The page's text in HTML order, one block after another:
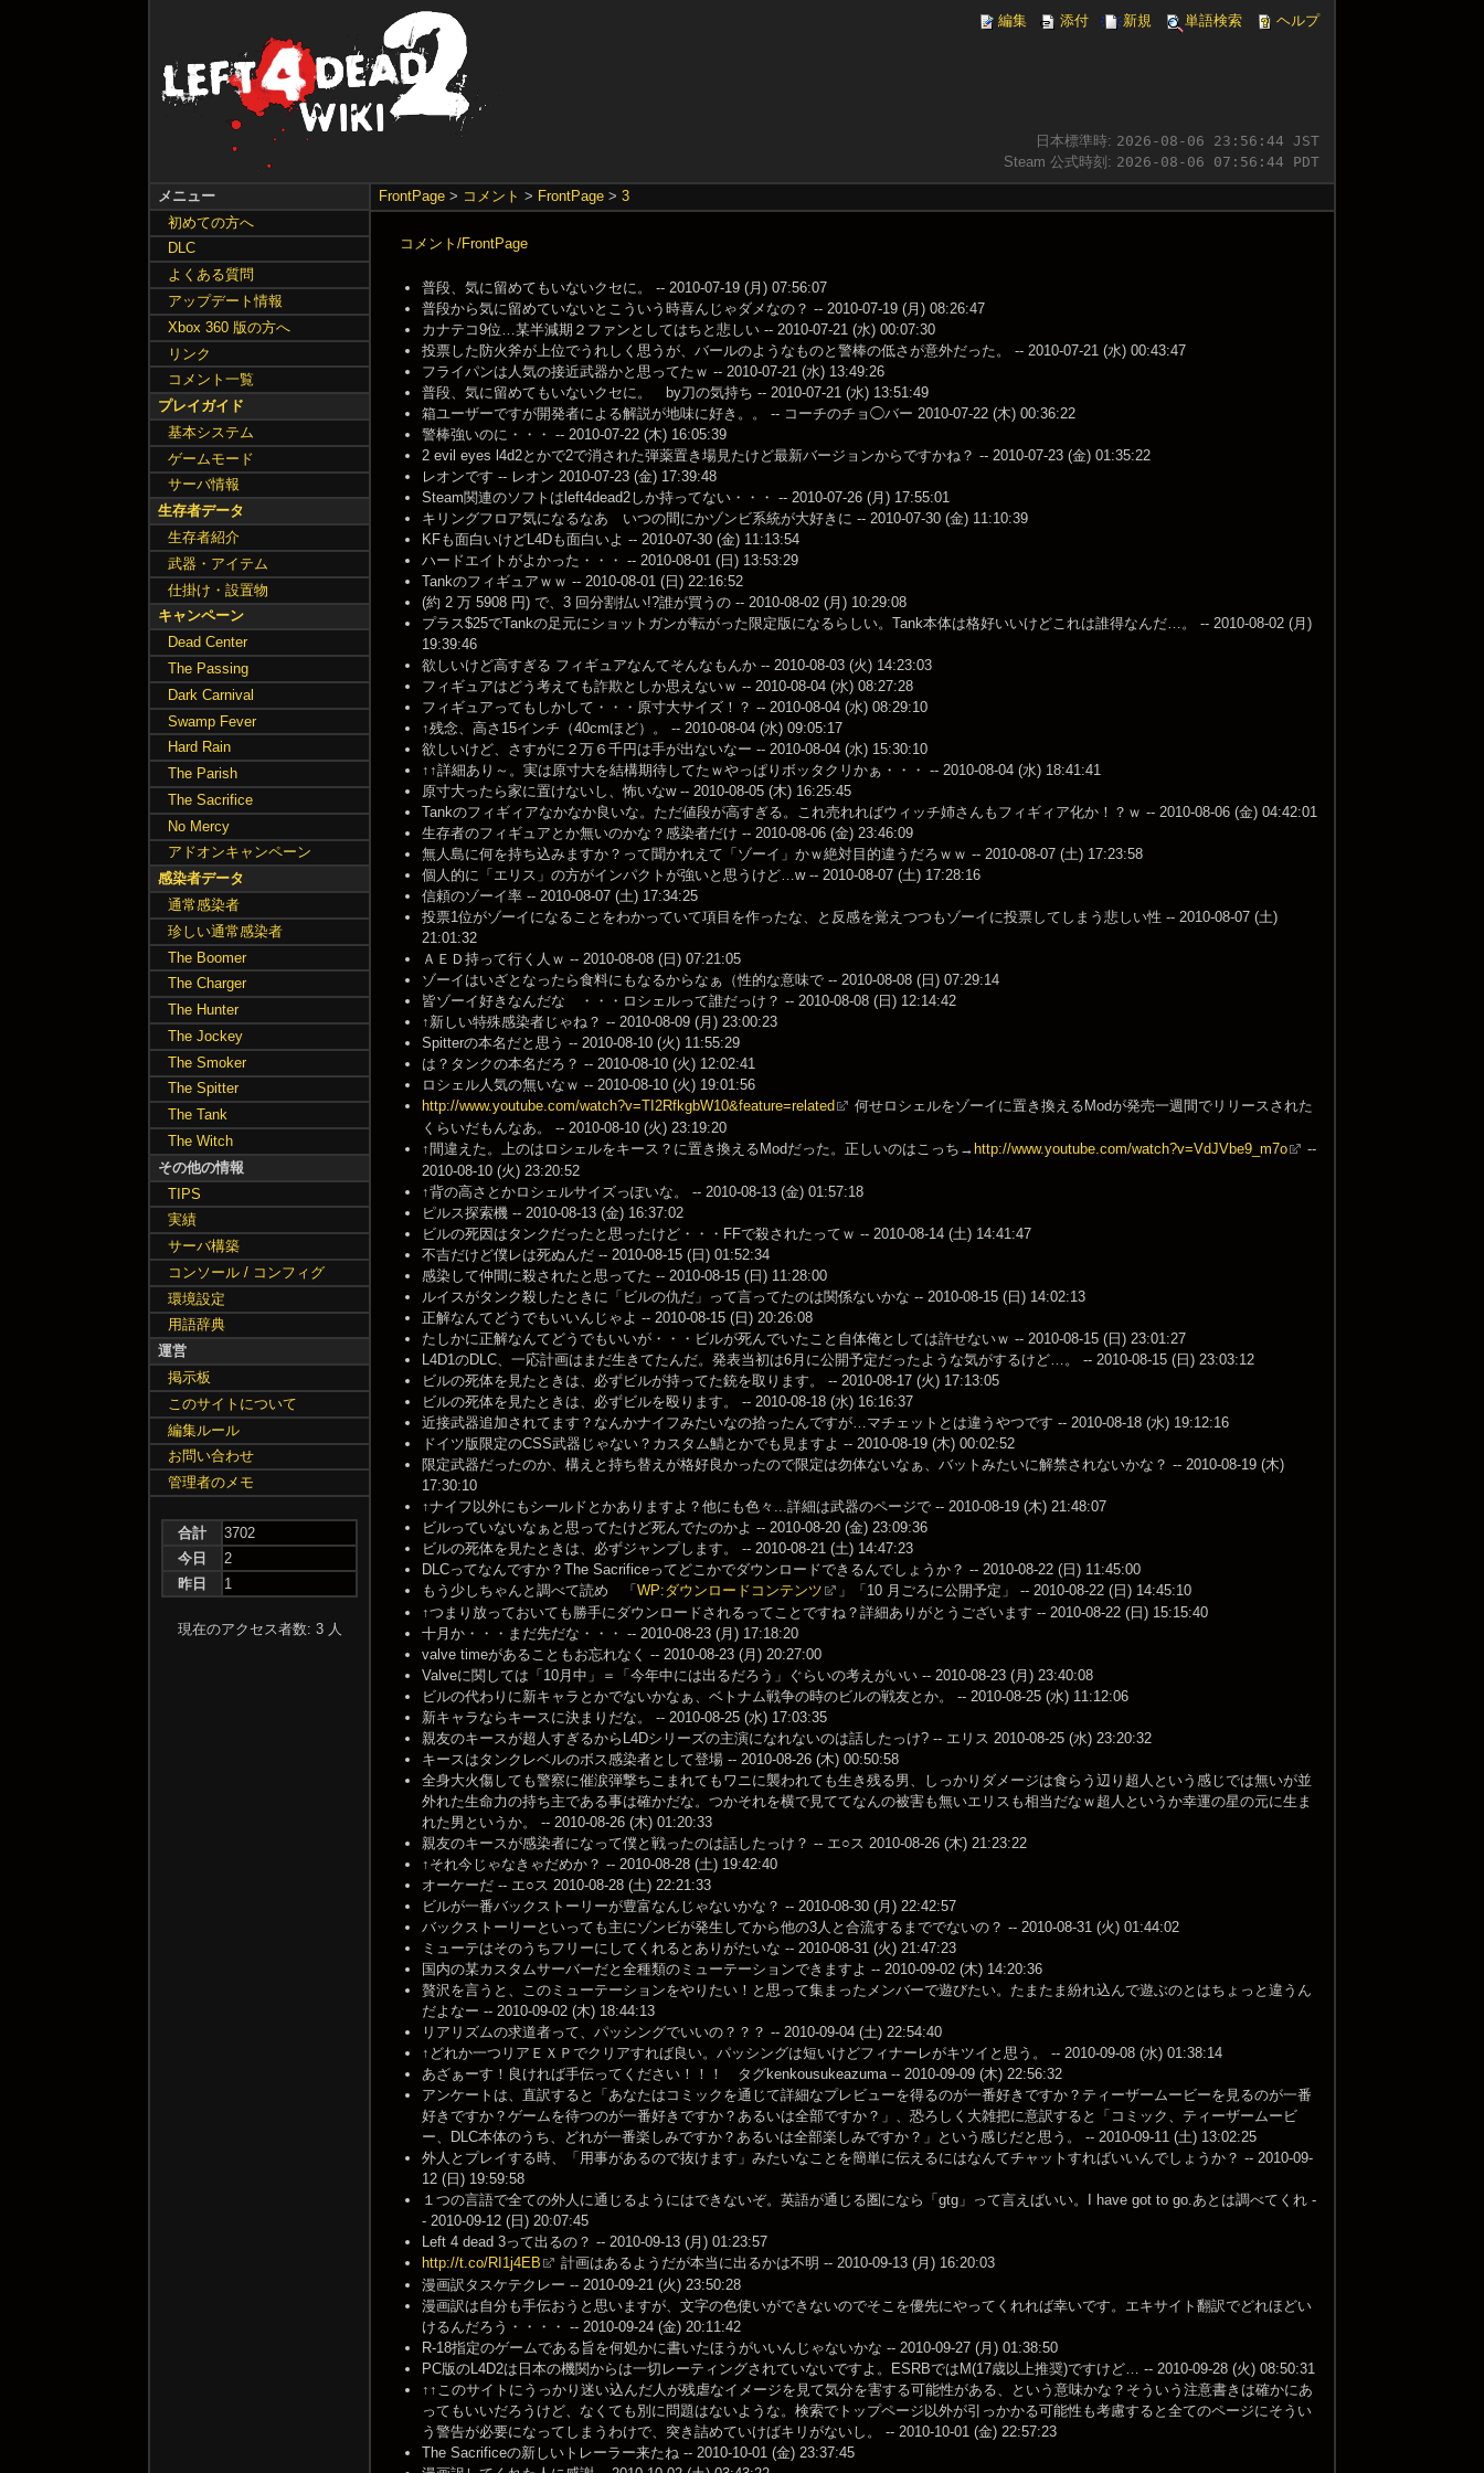
編集 添付 新規 単語検索 ヘルプ
日本標準時: 2026-08-06 23:56:44 JST
Steam 公式時刻: 2026-08-06 07:56:44 PDT
FrontPage> コメント > FrontPage> 3
コメント/FrontPage
普段、気に留めてもいないクセに。 -- 2010-07-19 (月) 07:56:07
普段から気に留めていないとこういう時喜んじゃダメなの？ -- 2010-07-19 (月) 08:26:47
カナテコ9位…某半減期２ファンとしてはちと悲しい -- 2010-07-21 (水) 00:07:30
投票した防火斧が上位でうれしく思うが、バールのようなものと警棒の低さが意外だった。 -- 2010-07-21 (水) 00:43:47
フライパンは人気の接近武器かと思ってたｗ -- 2010-07-21 (水) 13:49:26
普段、気に留めてもいないクセに。 by刀の気持ち -- 2010-07-21 (水) 13:51:49
箱ユーザーですが開発者による解説が地味に好き。。 -- コーチのチョ◯バー 2010-07-22 (木) 00:36:22
警棒強いのに・・・ -- 2010-07-22 (木) 16:05:39
2 evil eyes l4d2とかで2で消された弾薬置き場見たけど最新バージョンからですかね？ -- 2010-07-23 (金) 01:35:22
レオンです -- レオン 2010-07-23 (金) 17:39:48
Steam関連のソフトはleft4dead2しか持ってない・・・ -- 2010-07-26 (月) 17:55:01
キリングフロア気になるなあ いつの間にかゾンビ系統が大好きに -- 2010-07-30 (金) 11:10:39
KFも面白いけどL4Dも面白いよ -- 2010-07-30 (金) 11:13:54
ハードエイトがよかった・・・ -- 2010-08-01 (日) 13:53:29
Tankのフィギュアｗｗ -- 2010-08-01 (日) 22:16:52
(約 2 万 5908 円) で、3 回分割払い!?誰が買うの -- 2010-08-02 (月) 10:29:08
プラス$25でTankの足元にショットガンが転がった限定版になるらしい。Tank本体は格好いいけどこれは誰得なんだ…。 -- 2010-08-02 (月)
19:39:46
欲しいけど高すぎる フィギュアなんてそんなもんか -- 2010-08-03 (火) 14:23:03
フィギュアはどう考えても詐欺としか思えないｗ -- 2010-08-04 (水) 08:27:28
フィギュアってもしかして・・・原寸大サイズ！？ -- 2010-08-04 (水) 08:29:10
↑残念、高さ15インチ（40cmほど）。 -- 2010-08-04 (水) 09:05:17
欲しいけど、さすがに２万６千円は手が出ないなー -- 2010-08-04 (水) 15:30:10
↑↑詳細あり～。実は原寸大を結構期待してたｗやっぱりボッタクリかぁ・・・ -- 2010-08-04 (水) 18:41:41
原寸大ったら家に置けないし、怖いなw -- 2010-08-05 (木) 16:25:45
Tankのフィギィアなかなか良いな。ただ値段が高すぎる。これ売れればウィッチ姉さんもフィギィア化か！？ｗ -- 2010-08-06 (金) 04:42:01
生存者のフィギュアとか無いのかな？感染者だけ -- 2010-08-06 (金) 23:46:09
無人島に何を持ち込みますか？って聞かれえて「ゾーイ」かｗ絶対目的違うだろｗｗ -- 2010-08-07 (土) 17:23:58
個人的に「エリス」の方がインパクトが強いと思うけど…w -- 2010-08-07 (土) 17:28:16
信頼のゾーイ率 -- 2010-08-07 (土) 17:34:25
投票1位がゾーイになることをわかっていて項目を作ったな、と反感を覚えつつもゾーイに投票してしまう悲しい性 -- 2010-08-07 (土)
21:01:32
ＡＥＤ持って行く人ｗ -- 2010-08-08 (日) 07:21:05
ゾーイはいざとなったら食料にもなるからなぁ（性的な意味で -- 2010-08-08 (日) 07:29:14
皆ゾーイ好きなんだな ・・・ロシェルって誰だっけ？ -- 2010-08-08 (日) 12:14:42
↑新しい特殊感染者じゃね？ -- 2010-08-09 (月) 23:00:23
Spitterの本名だと思う -- 2010-08-10 (火) 11:55:29
は？タンクの本名だろ？ -- 2010-08-10 (火) 12:02:41
ロシェル人気の無いなｗ -- 2010-08-10 (火) 19:01:56
http://www.youtube.com/watch?v=TI2RfkgbW10&feature=related
何せロシェルをゾーイに置き換えるModが発売一週間でリリースされた
くらいだもんなあ。 -- 2010-08-10 (火) 23:19:20
↑間違えた。上のはロシェルをキース？に置き換えるModだった。正しいのはこっち→ http://www.youtube.com/watch?v=VdJVbe9_m7o
--
2010-08-10 (火) 23:20:52
↑背の高さとかロシェルサイズっぽいな。 -- 2010-08-13 (金) 01:57:18
ピルス探索機 -- 2010-08-13 (金) 16:37:02
ビルの死因はタンクだったと思ったけど・・・FFで殺されたってｗ -- 2010-08-14 (土) 14:41:47
不吉だけど僕レは死ぬんだ -- 2010-08-15 (日) 01:52:34
感染して仲間に殺されたと思ってた -- 2010-08-15 (日) 11:28:00
ルイスがタンク殺したときに「ビルの仇だ」って言ってたのは関係ないかな -- 2010-08-15 (日) 14:02:13
正解なんてどうでもいいんじゃよ -- 2010-08-15 (日) 20:26:08
たしかに正解なんてどうでもいいが・・・ビルが死んでいたこと自体俺としては許せないｗ -- 2010-08-15 (日) 23:01:27
L4D1のDLC、一応計画はまだ生きてたんだ。発表当初は6月に公開予定だったような気がするけど…。 -- 2010-08-15 (日) 23:03:12
ビルの死体を見たときは、必ずビルが持ってた銃を取ります。 -- 2010-08-17 (火) 17:13:05
ビルの死体を見たときは、必ずビルを殴ります。 -- 2010-08-18 (水) 16:16:37
近接武器追加されてます？なんかナイフみたいなの拾ったんですが…マチェットとは違うやつです -- 2010-08-18 (水) 19:12:16
ドイツ版限定のCSS武器じゃない？カスタム鯖とかでも見ますよ -- 2010-08-19 (木) 00:02:52
限定武器だったのか、構えと持ち替えが格好良かったので限定は勿体ないなぁ、バットみたいに解禁されないかな？ -- 2010-08-19 (木)
17:30:10
↑ナイフ以外にもシールドとかありますよ？他にも色々...詳細は武器のページで -- 2010-08-19 (木) 21:48:07
ビルっていないなぁと思ってたけど死んでたのかよ -- 2010-08-20 (金) 23:09:36
ビルの死体を見たときは、必ずジャンプします。 -- 2010-08-21 (土) 14:47:23
DLCってなんですか？The Sacrificeってどこかでダウンロードできるんでしょうか？ -- 2010-08-22 (日) 11:45:00
もう少しちゃんと調べて読め 「 WP:ダウンロードコンテンツ
」「10 月ごろに公開予定」 -- 2010-08-22 (日) 14:45:10
↑つまり放っておいても勝手にダウンロードされるってことですね？詳細ありがとうございます -- 2010-08-22 (日) 15:15:40
十月か・・・まだ先だな・・・ -- 2010-08-23 (月) 17:18:20
valve timeがあることもお忘れなく -- 2010-08-23 (月) 20:27:00
Valveに関しては「10月中」＝「今年中には出るだろう」ぐらいの考えがいい -- 2010-08-23 (月) 23:40:08
ビルの代わりに新キャラとかでないかなぁ、ベトナム戦争の時のビルの戦友とか。 -- 2010-08-25 (水) 11:12:06
新キャラならキースに決まりだな。 -- 2010-08-25 (水) 17:03:35
親友のキースが超人すぎるからL4Dシリーズの主演になれないのは話したっけ? -- エリス 2010-08-25 (水) 23:20:32
キースはタンクレベルのボス感染者として登場 -- 2010-08-26 (木) 00:50:58
全身大火傷しても警察に催涙弾撃ちこまれてもワニに襲われても生き残る男、しっかりダメージは食らう辺り超人という感じでは無いが並
外れた生命力の持ち主である事は確かだな。つかそれを横で見ててなんの被害も無いエリスも相当だなｗ超人というか幸運の星の元に生ま
れた男というか。 -- 2010-08-26 (木) 01:20:33
親友のキースが感染者になって僕と戦ったのは話したっけ？ -- エ○ス 2010-08-26 (木) 21:23:22
↑それ今じゃなきゃだめか？ -- 2010-08-28 (土) 19:42:40
オーケーだ -- エ○ス 2010-08-28 (土) 22:21:33
ビルが一番バックストーリーが豊富なんじゃないかな？ -- 2010-08-30 (月) 22:42:57
バックストーリーといっても主にゾンビが発生してから他の3人と合流するまででないの？ -- 2010-08-31 (火) 01:44:02
ミューテはそのうちフリーにしてくれるとありがたいな -- 2010-08-31 (火) 21:47:23
国内の某カスタムサーバーだと全種類のミューテーションできますよ -- 2010-09-02 (木) 14:20:36
贅沢を言うと、このミューテーションをやりたい！と思って集まったメンバーで遊びたい。たまたま紛れ込んで遊ぶのとはちょっと違うん
だよなー -- 2010-09-02 (木) 18:44:13
リアリズムの求道者って、パッシングでいいの？？？ -- 2010-09-04 (土) 22:54:40
↑どれか一つリアＥＸＰでクリアすれば良い。パッシングは短いけどフィナーレがキツイと思う。 -- 2010-09-08 (水) 01:38:14
あざぁーす！良ければ手伝ってください！！！ タグkenkousukeazuma -- 2010-09-09 (木) 22:56:32
アンケートは、直訳すると「あなたはコミックを通じて詳細なプレビューを得るのが一番好きですか？ティーザームービーを見るのが一番
好きですか？ゲームを待つのが一番好きですか？あるいは全部ですか？」、恐ろしく大雑把に意訳すると「コミック、ティーザームービ
ー、DLC本体のうち、どれが一番楽しみですか？あるいは全部楽しみですか？」という感じだと思う。 -- 2010-09-11 (土) 13:02:25
外人とプレイする時、「用事があるので抜けます」みたいなことを簡単に伝えるにはなんてチャットすればいいんでしょうか？ -- 2010-09-
12 (日) 19:59:58
１つの言語で全ての外人に通じるようにはできないぞ。英語が通じる圏になら「gtg」って言えばいい。I have got to go.あとは調べてくれ -
- 2010-09-12 (日) 20:07:45
Left 4 dead 3って出るの？ -- 2010-09-13 (月) 01:23:57
http://t.co/RI1j4EB
計画はあるようだが本当に出るかは不明 -- 2010-09-13 (月) 16:20:03
漫画訳タスケテクレー -- 2010-09-21 (火) 23:50:28
漫画訳は自分も手伝おうと思いますが、文字の色使いができないのでそこを優先にやってくれれば幸いです。エキサイト翻訳でどれほどい
けるんだろう・・・・ -- 2010-09-24 (金) 20:11:42
R-18指定のゲームである旨を何処かに書いたほうがいいんじゃないかな -- 2010-09-27 (月) 01:38:50
PC版のL4D2は日本の機関からは一切レーティングされていないですよ。ESRBではM(17歳以上推奨)ですけど… -- 2010-09-28 (火) 08:50:31
↑↑このサイトにうっかり迷い込んだ人が残虐なイメージを見て気分を害する可能性がある、という意味かな？そういう注意書きは確かにあ
ってもいいだろうけど、なくても別に問題はないような。検索でトップページ以外が引っかかる可能性も考慮すると全てのページにそうい
う警告が必要になってしまうわけで、突き詰めていけばキリがないし。 -- 2010-10-01 (金) 22:57:23
The Sacrificeの新しいトレーラー来たね -- 2010-10-01 (金) 23:37:45
メニュー
初めての方へ
DLC
よくある質問
アップデート情報
Xbox 360 版の方へ
リンク
コメント一覧
プレイガイド
基本システム
ゲームモード
サーバ情報
生存者データ
生存者紹介
武器・アイテム
仕掛け・設置物
キャンペーン
Dead Center
The Passing
Dark Carnival
Swamp Fever
Hard Rain
The Parish
The Sacrifice
No Mercy
アドオンキャンペーン
感染者データ
通常感染者
珍しい通常感染者
The Boomer
The Charger
The Hunter
The Jockey
The Smoker
The Spitter
The Tank
The Witch
その他の情報
TIPS
実績
サーバ構築
コンソール / コンフィグ
環境設定
用語辞典
運営
掲示板
このサイトについて
編集ルール
お問い合わせ
管理者のメモ
合計
3702
今日
2
昨日
1
現在のアクセス者数: 3 人